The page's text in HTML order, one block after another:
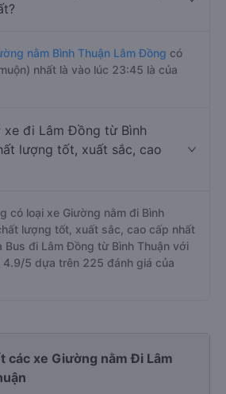
nằm Bình Thuận Lâm Đồng có
nhất là vào lúc 23:45 là của
xe đi Lâm Đồng từ Bình
lượng tốt, xuất sắc, cao
có loại xe Giường nằm đi Bình
lượng tốt, xuất sắc, cao cấp nhất
Bus đi Lâm Đồng từ Bình Thuận với
4.9/5 dựa trên 225 đánh giá của
các xe Giường nằm Đi Lâm